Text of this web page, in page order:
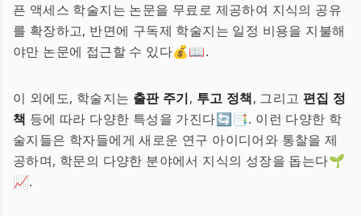
픈 액세스 학술지는 논문을 무료로 제공하여 지식의 공유
를 확장하고, 반면에 구독제 학술지는 일정 비용을 지불해
야만 논문에 접근할 수 있다💰📖.
이 외에도, 학술지는 출판 주기, 투고 정책, 그리고편집 정
책 등에 따라 다양한 특성을 가진다🔄📑. 이런 다양한 학
술지들은 학자들에게 새로운 연구 아이디어와 통찰을 제
공하며, 학문의 다양한 분야에서 지식의 성장을 돕는다🌱
📈.